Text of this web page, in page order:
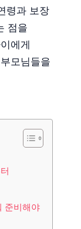
령과 보장
점을
에게
모님들을
준비해야